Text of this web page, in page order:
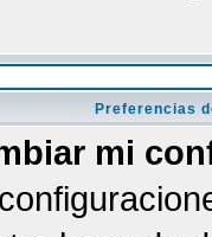
Preferencias
mi